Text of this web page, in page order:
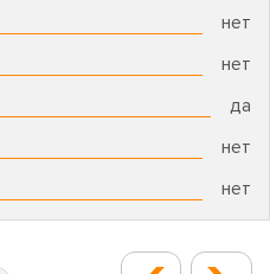
нет
нет
да
нет
нет